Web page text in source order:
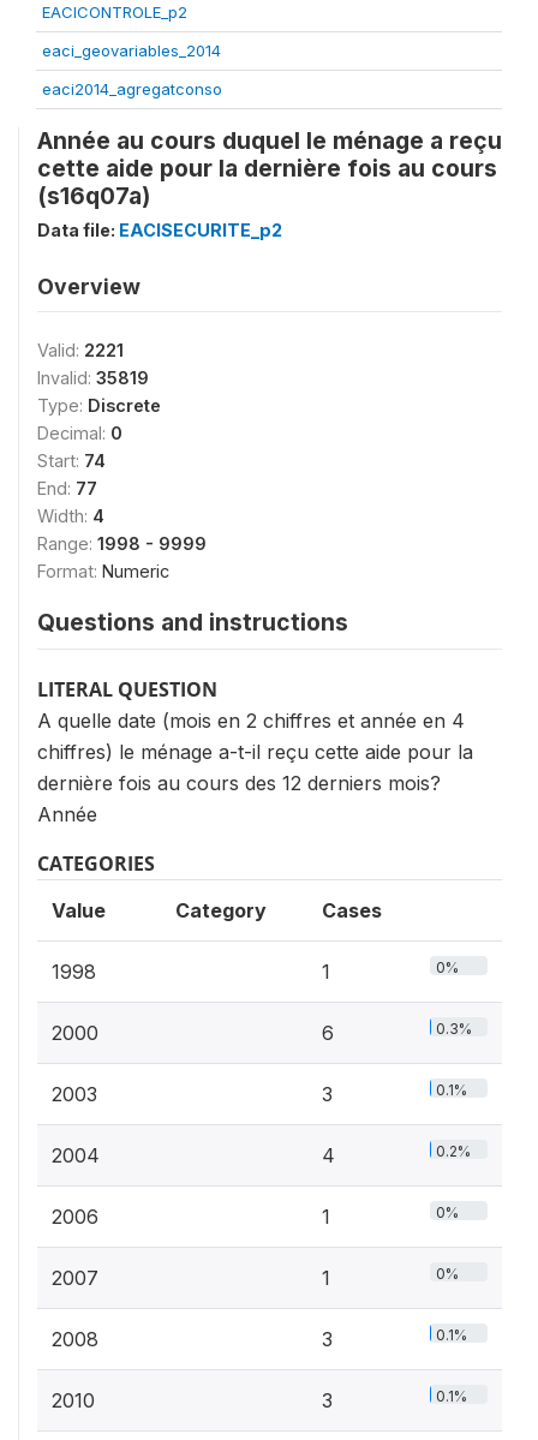
EACICONTROLE_p2
eaci_geovariables_2014
eaci2014_agregatconso
Année au cours duquel le ménage a reçu
cette aide pour la dernière fois au cours
(s16q07a)
Data file: EACISECURITE_p2
Overview
Valid: 2221
Invalid: 35819
Type: Discrete
Decimal: 0
Start: 74
End: 77
Width: 4
Range: 1998 - 9999
Format: Numeric
Questions and instructions
LITERAL QUESTION
A quelle date (mois en 2 chiffres et année en 4
chiffres) le ménage a-t-il reçu cette aide pour la
dernière fois au cours des 12 derniers mois?
Année
CATEGORIES
Value Category Cases
1998 1 0%
2000 6 0.3%
2003 3 0.1%
2004 4 0.2%
2006 1 0%
2007 1 0%
2008 3 0.1%
2010 3 0.1%